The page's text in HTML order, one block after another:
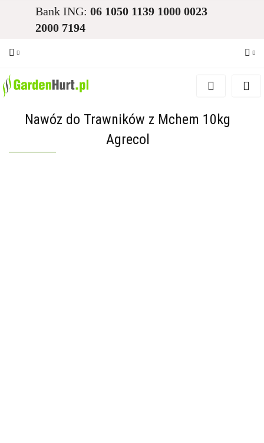
Bank ING: 06 1050 1139 1000 0023
2000 7194
Zaloguj się
Dodaj zgłoszenie
Nawóz do Trawników z Mchem 10kg
Agrecol